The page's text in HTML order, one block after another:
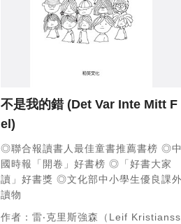
不是我的錯(Det Var Inte Mitt F
el)
◎聯合報讀書人最佳童書推薦書榜 ◎中
國時報「開卷」好書榜 ◎「好書大家
讀」好書獎 ◎文化部中小學生優良課外
讀物
作者：雷‧克里斯強森（Leif Kristianss